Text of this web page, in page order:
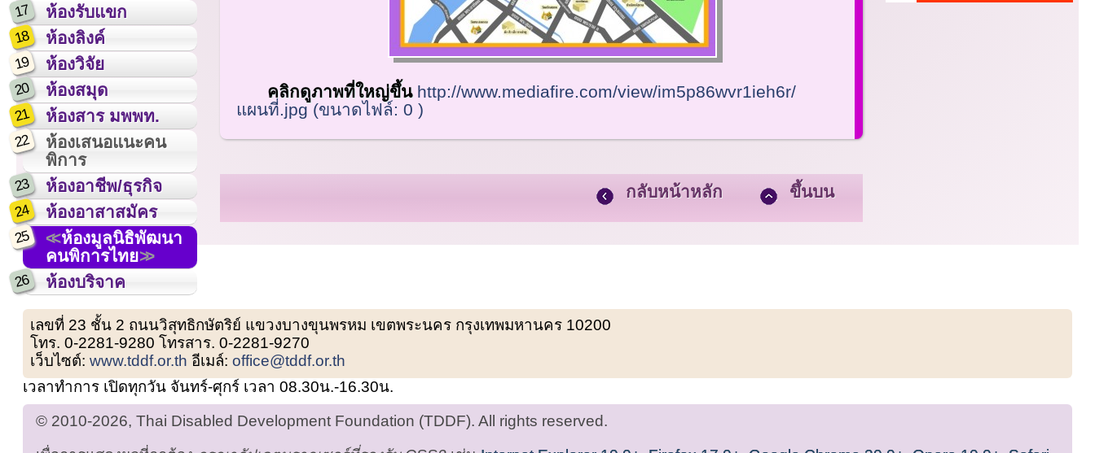
17 ห้องรับแขก
18 ห้องลิงค์
19 ห้องวิจัย
20 ห้องสมุด
21 ห้องสาร มพพท.
22
ห้องเสนอแนะคน
พิการ
23 ห้องอาชีพ/ธุรกิจ
24 ห้องอาสาสมัคร
25
ห้องมูลนิธิพัฒนา
คนพิการไทย
26 ห้องบริจาค
คลิกดูภาพที่ใหญ่ขึ้น http://www.mediafire.com/view/im5p86wvr1ieh6r/
แผนที่.jpg (ขนาดไฟล์: 0 )
กลับหน้าหลัก ขึ้นบน
เลขที่ 23 ชั้น 2 ถนนวิสุทธิกษัตริย์ แขวงบางขุนพรหม เขตพระนคร กรุงเทพมหานคร 10200
โทร. 0-2281-9280 โทรสาร. 0-2281-9270
เว็บไซต์:www.tddf.or.th อีเมล์:office@tddf.or.th
เวลาทำการ เปิดทุกวัน จันทร์-ศุกร์ เวลา 08.30น.-16.30น.
© 2010-2026, Thai Disabled Development Foundation (TDDF). All rights reserved.